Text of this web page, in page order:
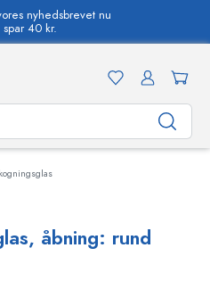
nyhedsbrevet nu
spar 40 kr.
åbning: rund